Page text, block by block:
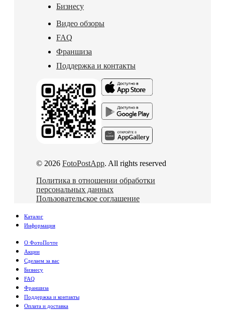
Бизнесу
Видео обзоры
FAQ
Франшиза
Поддержка и контакты
© 2026 FotoPostApp. All rights reserved
Политика в отношении обработки
персональных данных
Пользовательское соглашение
Каталог
Информация
О ФотоПочте
Акции
Сделаем за вас
Бизнесу
FAQ
Франшиза
Поддержка и контакты
Оплата и доставка